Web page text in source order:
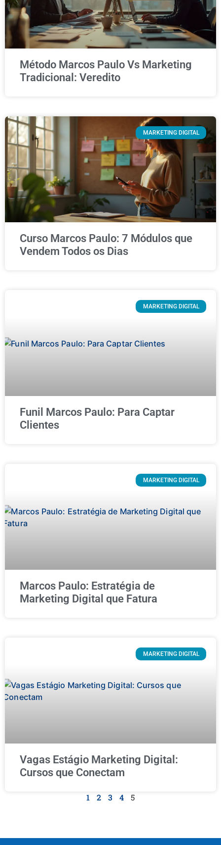
Método Marcos Paulo Vs Marketing
Tradicional: Veredito
MARKETING DIGITAL
Curso Marcos Paulo: 7 Módulos que
Vendem Todos os Dias
MARKETING DIGITAL
Funil Marcos Paulo: Para Captar
Clientes
MARKETING DIGITAL
Marcos Paulo: Estratégia de
Marketing Digital que Fatura
MARKETING DIGITAL
Vagas Estágio Marketing Digital:
Cursos que Conectam
1 2 3 4 5